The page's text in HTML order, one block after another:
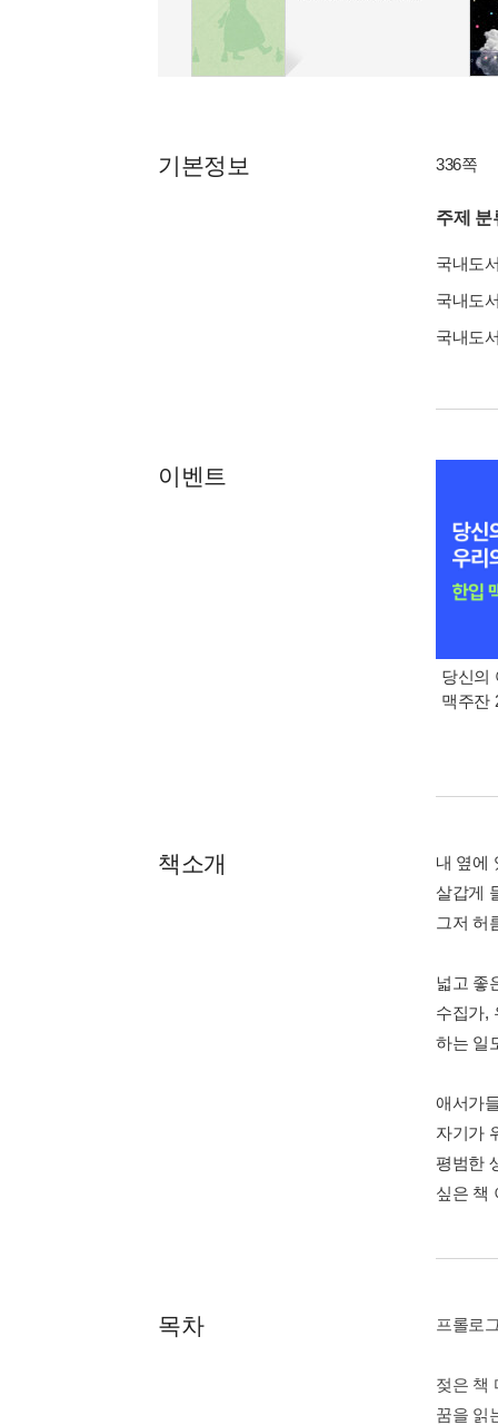
기본정보 336쪽
주제 분
국내도
국내도
국내도
이벤트
당신의
맥주잔
책소개
내 옆에
살갑게
그저 허
넓고 좋
수집가,
하는 일
애서가
자기가
평범한
싶은 책
목차 프롤로
젖은 책
꿈을 읽